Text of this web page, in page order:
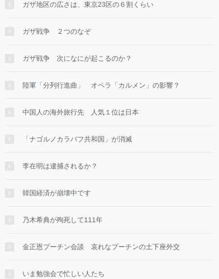
ガザ地区の広さは、東京23区の６割くらい
ガザ戦争 ２つのなぞ
ガザ戦争 次になにが起こるのか？
陸軍「分列行進曲」 オペラ「カルメン」の影響？
中国人の海外旅行先 人気１位は日本
「ナゴルノカラバフ共和国」が消滅
李在明は逮捕されるか？
韓国経済が崩壊中です
乃木希典が殉死して111年
金正恩プーチン会談 哀れなプーチンの土下座外交
いま勉強会で忙しい人たち